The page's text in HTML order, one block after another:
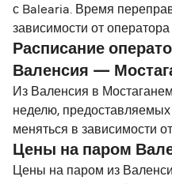
с Balearia. Время
зависимости от
Расписание
Валенсия —
Из Валенсия в
неделю,
меняться в зависимости
Цены на паром
Цены на паром из